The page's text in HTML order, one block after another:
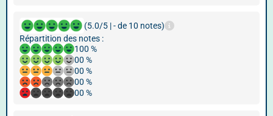
(5.0/5 | - de 10 notes)
Répartition des notes :
100 %
00 %
00 %
00 %
00 %